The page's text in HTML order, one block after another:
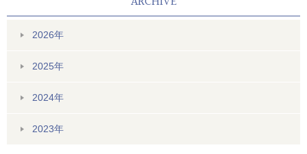
2026年
2025年
2024年
2023年